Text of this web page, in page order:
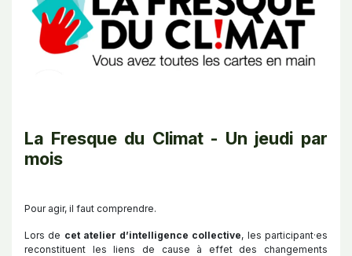
La Fresque du Climat - Un jeudi par
mois
Pour agir, il faut comprendre.
Lors de cet atelier d’intelligence collective, les participant·es
reconstituent les liens de cause à effet des changements